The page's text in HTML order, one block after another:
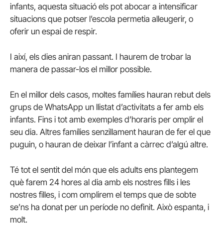
infants, aquesta situació els pot abocar a intensificar
situacions que potser l’escola permetia alleugerir, o
oferir un espai de respir.
I així, els dies aniran passant. I haurem de trobar la
manera de passar-los el millor possible.
En el millor dels casos, moltes famílies hauran rebut dels
grups de WhatsApp un llistat d’activitats a fer amb els
infants. Fins i tot amb exemples d’horaris per omplir el
seu dia. Altres famílies senzillament hauran de fer el que
puguin, o hauran de deixar l’infant a càrrec d’algú altre.
Té tot el sentit del món que els adults ens plantegem
què farem 24 hores al dia amb els nostres fills i les
nostres filles, i com omplirem el temps que de sobte
se’ns ha donat per un període no definit. Això espanta, i
molt.